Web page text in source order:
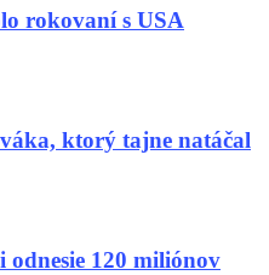
rokovaní s USA
ktorý tajne natáčal
120 miliónov